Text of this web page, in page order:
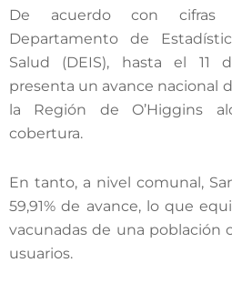
De acuerdo con cifras
Departamento de
Salud (DEIS), hasta el 11
presenta un avance nacional
la Región de O’Higgins
cobertura.
En tanto, a nivel comunal,
59,91% de avance, lo que
vacunadas de una población
usuarios.